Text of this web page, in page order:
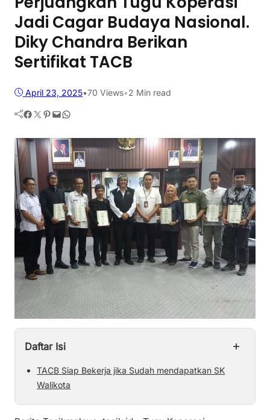
Jadi Cagar Budaya Nasional.
Diky Chandra Berikan
Sertifikat TACB
April 23, 2025•70 Views•2 Min read
Facebook Twitter Pinterest Mail WhatsApp
Daftar Isi +
TACB Siap Bekerja jika Sudah mendapatkan SK
Walikota